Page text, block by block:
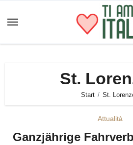
Inhalt
St.
Start St.
Attualità
Ganzjährige